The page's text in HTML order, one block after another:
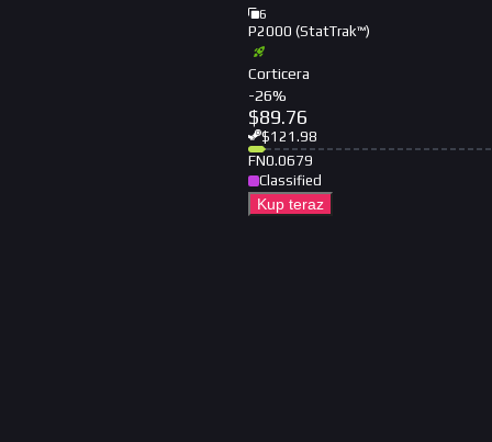
6
P2000 (StatTrak™)
Corticera
-26%
$89.76
$121.98
FN0.0679
Classified
Kup teraz